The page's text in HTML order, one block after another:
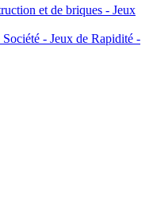
et de briques - Jeux
- Jeux de Rapidité -